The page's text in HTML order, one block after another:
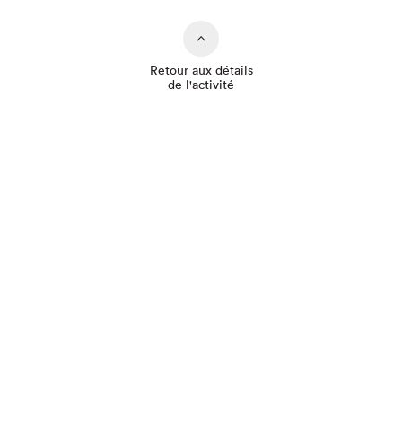
Retour aux détails
de l'activité